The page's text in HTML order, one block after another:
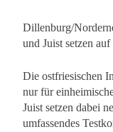
Dillenburg/
und Juist setzen
Die ostfriesischen
nur für
Juist setzen dabei
umfassendes